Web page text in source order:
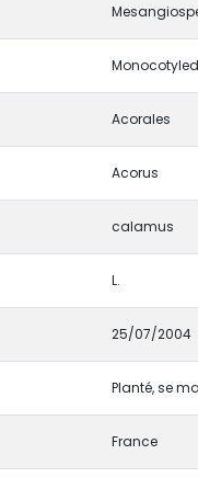
Acorales
Acorus
calamus
L.
25/07/2004
Planté, se
France